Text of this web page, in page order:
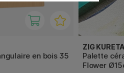
en bois 35
ZIG
Palette
Flower